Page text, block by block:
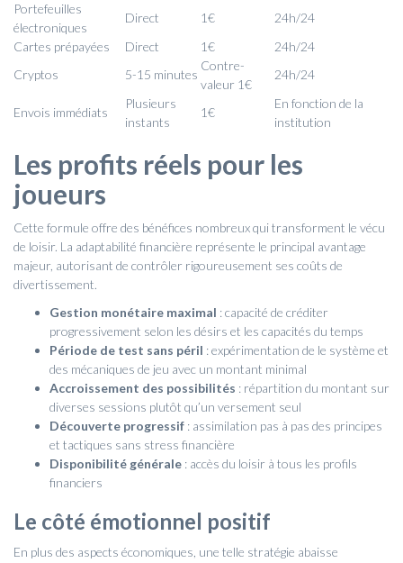
Portefeuilles
électroniques
Direct 1€
24h/24
Cartes prépayées
Direct 1€
24h/24
Cryptos
5-15 minutes
Contre-
valeur 1€
24h/24
Envois immédiats
Plusieurs
instants
1€
En fonction de la
institution
Les profits réels pour les
joueurs
Cette formule offre des bénéfices nombreux qui transforment le vécu
de loisir. La adaptabilité financière représente le principal avantage
majeur, autorisant de contrôler rigoureusement ses coûts de
divertissement.
Gestion monétaire maximal : capacité de créditer
progressivement selon les désirs et les capacités du temps
Période de test sans péril : expérimentation de le système et
des mécaniques de jeu avec un montant minimal
Accroissement des possibilités : répartition du montant sur
diverses sessions plutôt qu’un versement seul
Découverte progressif : assimilation pas à pas des principes
et tactiques sans stress financière
Disponibilité générale : accès du loisir à tous les profils
financiers
Le côté émotionnel positif
En plus des aspects économiques, une telle stratégie abaisse